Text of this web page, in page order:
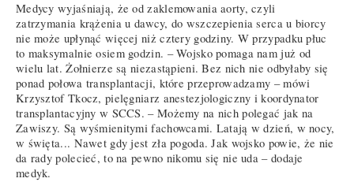
Medycy wyjaśniają, że od zaklemowania aorty, czyli
zatrzymania krążenia u dawcy, do wszczepienia serca u biorcy
nie może upłynąć więcej niż cztery godziny. W przypadku płuc
to maksymalnie osiem godzin. – Wojsko pomaga nam już od
wielu lat. Żołnierze są niezastąpieni. Bez nich nie odbyłaby się
ponad połowa transplantacji, które przeprowadzamy – mówi
Krzysztof Tkocz, pielęgniarz anestezjologiczny i koordynator
transplantacyjny w SCCS. – Możemy na nich polegać jak na
Zawiszy. Są wyśmienitymi fachowcami. Latają w dzień, w nocy,
w święta... Nawet gdy jest zła pogoda. Jak wojsko powie, że nie
da rady polecieć, to na pewno nikomu się nie uda – dodaje
medyk.